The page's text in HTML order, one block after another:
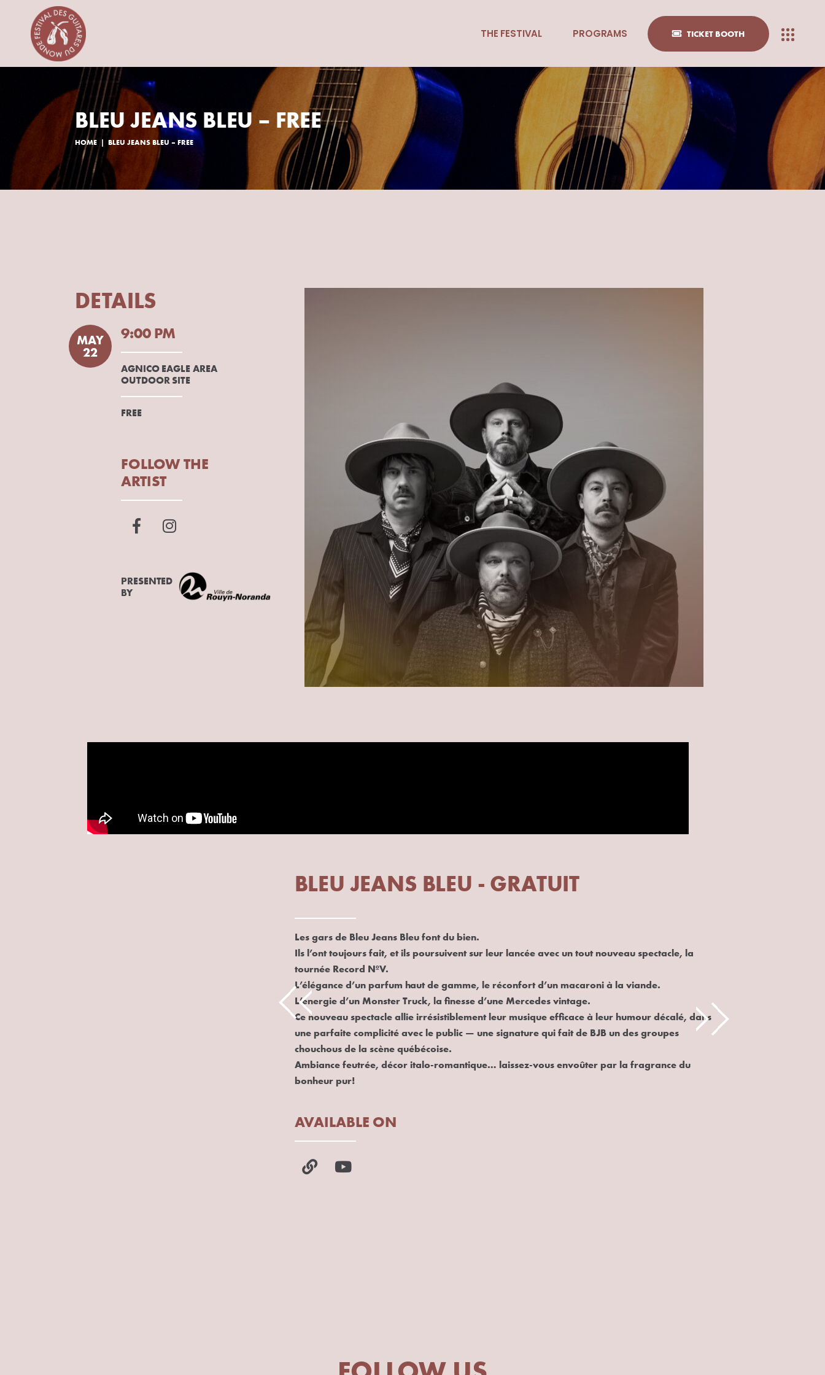
THE FESTIVAL PROGRAMS TICKET BOOTH
BLEU JEANS BLEU – FREE
HOME BLEU JEANS BLEU – FREE
DETAILS
MAY
22
9:00 PM
AGNICO EAGLE AREA
OUTDOOR SITE
FREE
FOLLOW THE
ARTIST
PRESENTED
BY
BLEU JEANS BLEU - GRATUIT
Les gars de Bleu Jeans Bleu font du bien.
Ils l’ont toujours fait, et ils poursuivent sur leur lancée avec un tout nouveau spectacle, la
tournée Record NºV.
L’élégance d’un parfum haut de gamme, le réconfort d’un macaroni à la viande.
L’énergie d’un Monster Truck, la finesse d’une Mercedes vintage.
Ce nouveau spectacle allie irrésistiblement leur musique efficace à leur humour décalé, dans
une parfaite complicité avec le public — une signature qui fait de BJB un des groupes
chouchous de la scène québécoise.
Ambiance feutrée, décor italo-romantique… laissez-vous envoûter par la fragrance du
bonheur pur!
AVAILABLE ON